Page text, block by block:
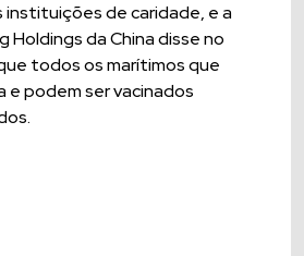
instituições de caridade, e a
Holdings da China disse no
todos os marítimos que
e podem ser vacinados